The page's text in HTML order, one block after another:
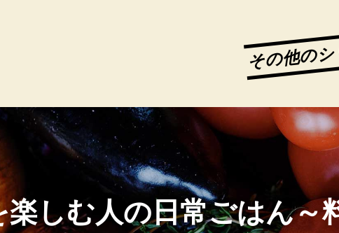
その他の
楽しむ人の日常ごはん～